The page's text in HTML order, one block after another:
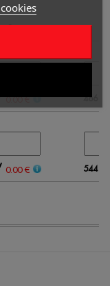
S
0.00 € 466
0.00 € 544/